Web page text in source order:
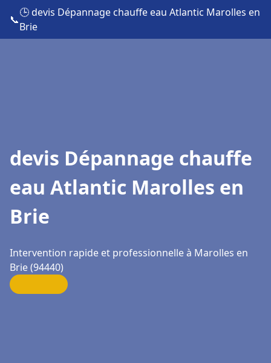
📞
🕒 devis Dépannage chauffe eau Atlantic Marolles en
Brie
devis Dépannage chauffe
eau Atlantic Marolles en
Brie
Intervention rapide et professionnelle à Marolles en
Brie (94440)